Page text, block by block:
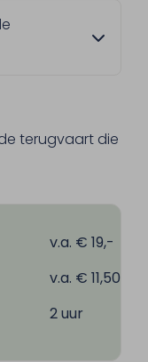
de 10e
in het
de steiger.
nodig
terugvaart die
v.a. € 19,-
v.a. € 11,50
2 uur